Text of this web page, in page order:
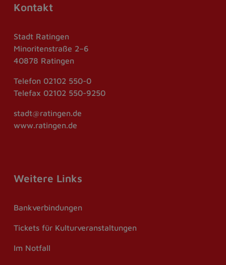
Kontakt
Stadt Ratingen
Minoritenstraße 2–6
40878 Ratingen
Telefon 02102 550-0
Telefax 02102 550-9250
stadt@ratingen.de
www.ratingen.de
Weitere Links
Bankverbindungen
Tickets für Kulturveranstaltungen
Im Notfall